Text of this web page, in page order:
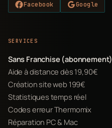
Facebook Google
SERVICES
Sans Franchise (abonnement)
Aide à distance dès 19,90€
Création site web 199€
Statistiques temps réel
Codes erreur Thermomix
Réparation PC & Mac